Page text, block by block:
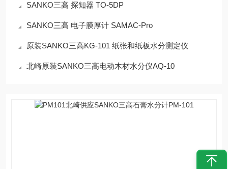
SANKO三高 探知器 TO-5DP
SANKO三高 电子膜厚计 SAMAC-Pro
原装SANKO三高KG-101 纸张和纸板水分测定仪
北崎原装SANKO三高电动木材水分仪AQ-10